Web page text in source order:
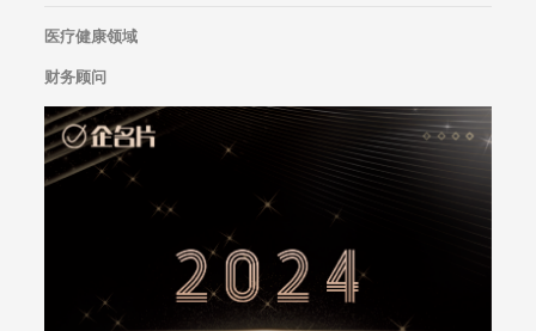
医疗健康领域
财务顾问